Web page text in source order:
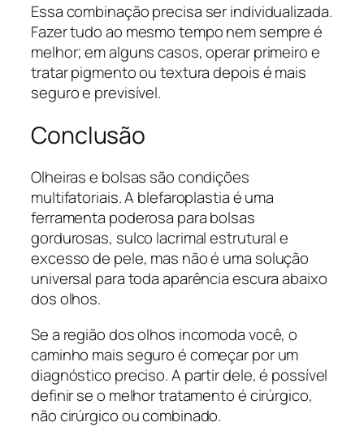
Essa combinação precisa ser individualizada.
Fazer tudo ao mesmo tempo nem sempre é
melhor; em alguns casos, operar primeiro e
tratar pigmento ou textura depois é mais
seguro e previsível.
Conclusão
Olheiras e bolsas são condições
multifatoriais. A blefaroplastia é uma
ferramenta poderosa para bolsas
gordurosas, sulco lacrimal estrutural e
excesso de pele, mas não é uma solução
universal para toda aparência escura abaixo
dos olhos.
Se a região dos olhos incomoda você, o
caminho mais seguro é começar por um
diagnóstico preciso. A partir dele, é possível
definir se o melhor tratamento é cirúrgico,
não cirúrgico ou combinado.